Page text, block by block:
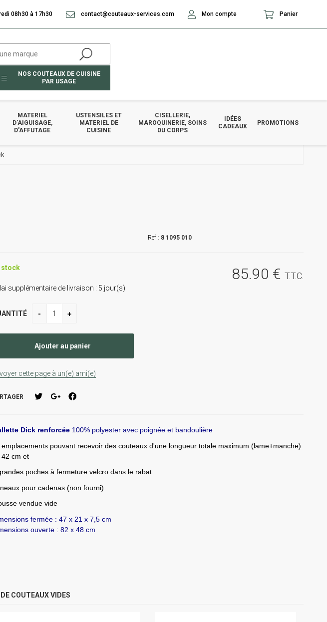
NOS COUTEAUX DE CUISINE
PAR USAGE
MATERIEL
D'AIGUISAGE,
D'AFFUTAGE
USTENSILES ET
MATERIEL DE
CUISINE
CISELLERIE,
MAROQUINERIE, SOINS
DU CORPS
IDÉES
CADEAUX
PROMOTIONS
8 1095 010
85.90 € T.T.C.
stock
supplémentaire de livraison : 5 jour(s)
cette page à un(e) ami(e)
Dick renforcée 100% polyester avec poignée et bandoulière
emplacements pouvant recevoir des couteaux d'une longueur totale maximum (lame+manche)
42 cm et
poches à fermeture velcro dans le rabat.
pour cadenas (non fourni)
vendue vide
fermée : 47 x 21 x 7,5 cm
ouverte : 82 x 48 cm
COUTEAUX VIDES
08h30 à 17h30 contact@couteaux-services.com Mon compte Panier